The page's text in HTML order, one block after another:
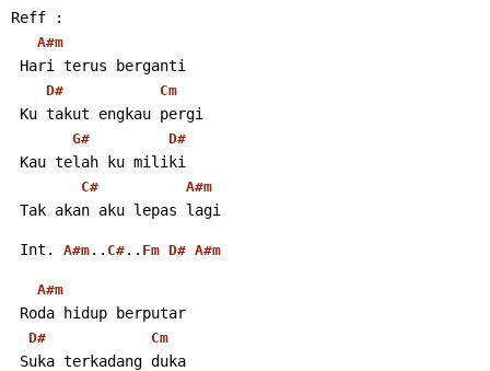
Reff :
A#m
Hari terus berganti
D# Cm
Ku takut engkau pergi
G# D#
Kau telah ku miliki
C# A#m
Tak akan aku lepas lagi
Int. A#m .. C# .. Fm D# A#m
A#m
Roda hidup berputar
D# Cm
Suka terkadang duka